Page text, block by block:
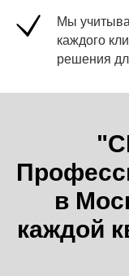
Мы
каждого
решения
в
каждой